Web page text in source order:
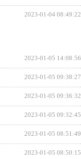
2023-01-04 08:49:22
2023-01-05 14:08:56
2023-01-05 09:38:27
2023-01-05 09:36:32
2023-01-05 09:32:45
2023-01-05 08:51:49
2023-01-05 08:50:15